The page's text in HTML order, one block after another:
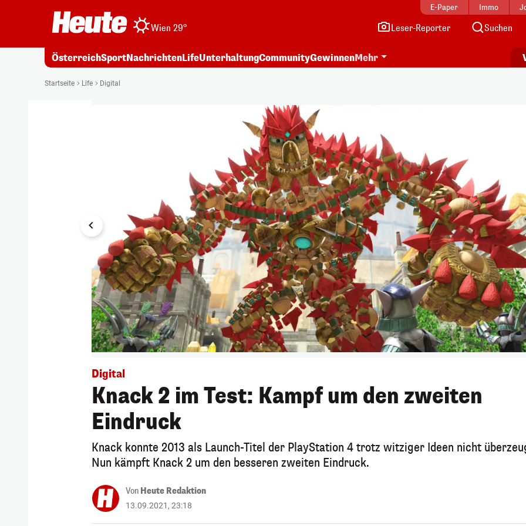
E-Paper Immo
Wien 29° Leser-Reporter Suchen
ÖsterreichSportNachrichtenLifeUnterhaltungCommunityGewinnenMehr
Startseite Life Digital
Digital
Knack 2 im Test: Kampf um den zweiten
Eindruck
Knack konnte 2013 als Launch-Titel der PlayStation 4 trotz witziger Ideen nicht
Nun kämpft Knack 2 um den besseren zweiten Eindruck.
Von Heute Redaktion
13.09.2021, 23:18